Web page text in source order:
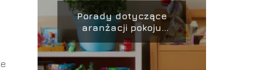
Porady dotyczące
aranżacji pokoju
dziecięcego